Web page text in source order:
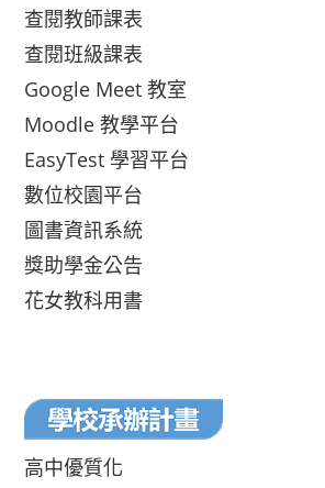
查閱教師課表
查閱班級課表
Google Meet 教室
Moodle 教學平台
EasyTest 學習平台
數位校園平台
圖書資訊系統
獎助學金公告
花女教科用書
高中優質化